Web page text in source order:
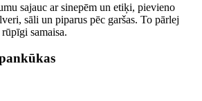
sajauc ar sinepēm un etiķi, pievieno
sāli un piparus pēc garšas. To pārlej
samaisa.